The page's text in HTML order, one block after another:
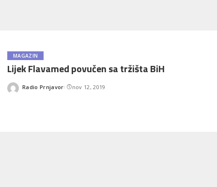
MAGAZIN
Lijek Flavamed povučen sa tržišta BiH
Posted
Radio Prnjavor nov 12, 2019